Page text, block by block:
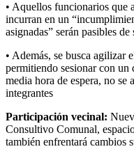
• Aquellos funcionarios que
incurran en un
asignadas” serán pasibles
• Además, se busca agilizar
permitiendo sesionar con un
media hora de espera, no se
integrantes
Participación vecinal:
Consultivo Comunal,
también enfrentará cambios